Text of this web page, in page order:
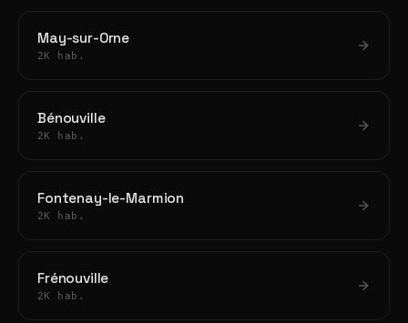
May-sur-Orne
2K hab.
Bénouville
2K hab.
Fontenay-le-Marmion
2K hab.
Frénouville
2K hab.